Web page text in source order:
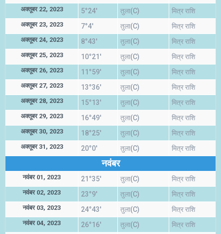
अक्तूबर 22, 2023 5°24' तुला(C) मित्र राशि
अक्तूबर 23, 2023 7°4' तुला(C) मित्र राशि
अक्तूबर 24, 2023 8°43' तुला(C) मित्र राशि
अक्तूबर 25, 2023 10°21' तुला(C) मित्र राशि
अक्तूबर 26, 2023 11°59' तुला(C) मित्र राशि
अक्तूबर 27, 2023 13°36' तुला(C) मित्र राशि
अक्तूबर 28, 2023 15°13' तुला(C) मित्र राशि
अक्तूबर 29, 2023 16°49' तुला(C) मित्र राशि
अक्तूबर 30, 2023 18°25' तुला(C) मित्र राशि
अक्तूबर 31, 2023 20°0' तुला(C) मित्र राशि
नवंबर
नवंबर 01, 2023 21°35' तुला(C) मित्र राशि
नवंबर 02, 2023 23°9' तुला(C) मित्र राशि
नवंबर 03, 2023 24°43' तुला(C) मित्र राशि
नवंबर 04, 2023 26°16' तुला(C) मित्र राशि